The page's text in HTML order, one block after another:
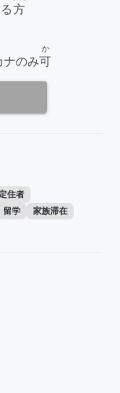
方
ナのみ可
か
定住者
留学
家族滞在